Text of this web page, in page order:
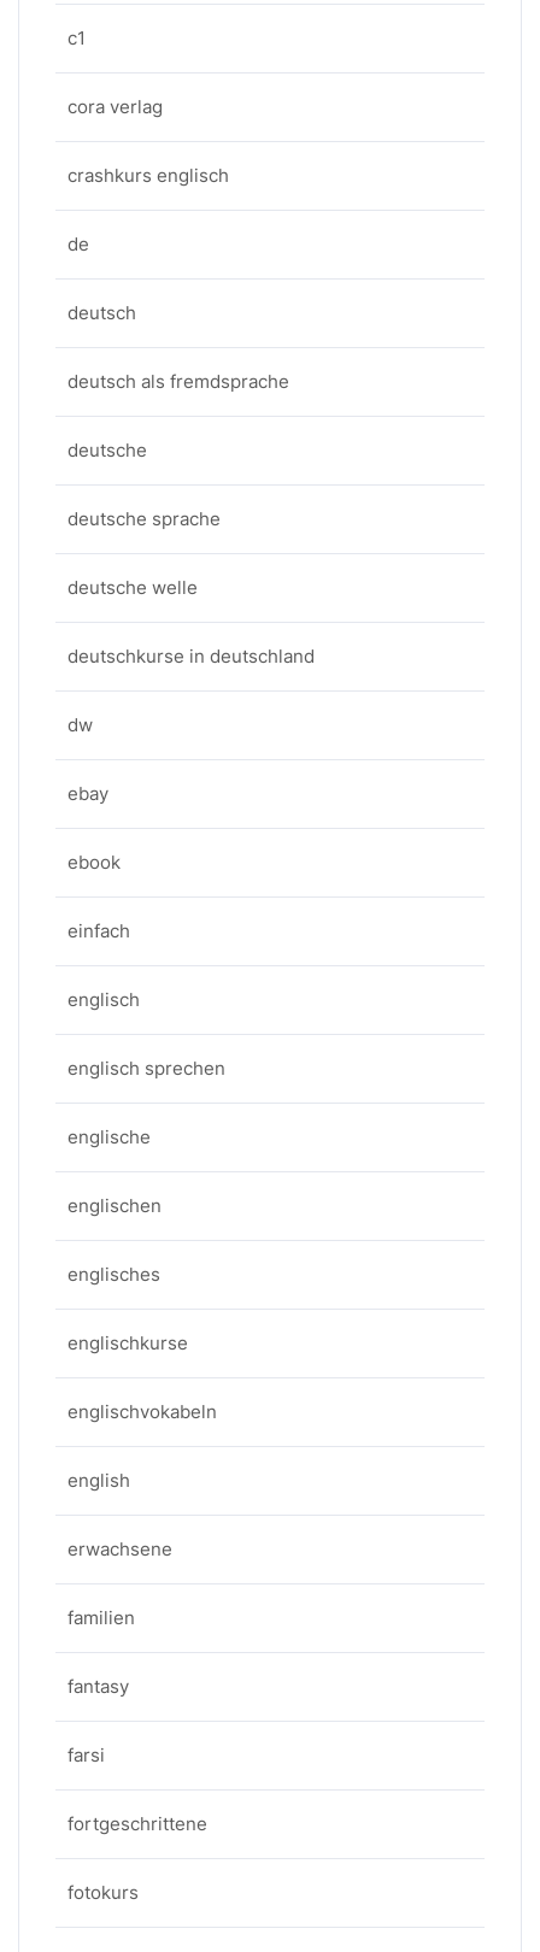
c1
cora verlag
crashkurs englisch
de
deutsch
deutsch als fremdsprache
deutsche
deutsche sprache
deutsche welle
deutschkurse in deutschland
dw
ebay
ebook
einfach
englisch
englisch sprechen
englische
englischen
englisches
englischkurse
englischvokabeln
english
erwachsene
familien
fantasy
farsi
fortgeschrittene
fotokurs